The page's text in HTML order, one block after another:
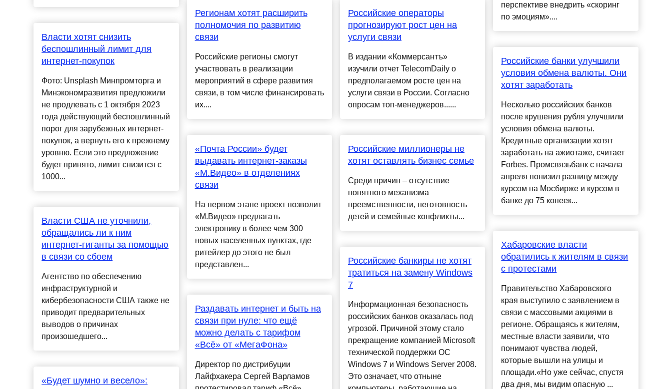
Власти хотят снизить
беспошлинный лимит для
интернет-покупок
Фото: Unsplash Минпромторга и
Минэкономразвития предложили
не продлевать с 1 октября 2023
года действующий беспошлинный
порог для зарубежных интернет-
покупок, а вернуть его к прежнему
уровню. Если это предложение
будет принято, лимит снизится с
1000...
Власти США не уточнили,
обращались ли к ним
интернет-гиганты за помощью
в связи со сбоем
Агентство по обеспечению
инфраструктурной и
кибербезопасности США также не
приводит предварительных
выводов о причинах
произошедшего...
«Будет шумно и весело»:
Регионам хотят расширить
полномочия по развитию
связи
Российские регионы смогут
участвовать в реализации
мероприятий в сфере развития
связи, в том числе финансировать
их....
«Почта России» будет
выдавать интернет-заказы
«М.Видео» в отделениях
связи
На первом этапе проект позволит
«М.Видео» предлагать
электронику в более чем 300
новых населенных пунктах, где
ритейлер до этого не был
представлен...
Раздавать интернет и быть на
связи при нуле: что ещё
можно делать с тарифом
«Всё» от «МегаФона»
Директор по дистрибуции
Лайфхакера Сергей Варламов
Российские операторы
прогнозируют рост цен на
услуги связи
В издании «Коммерсантъ»
изучили отчет TelecomDaily о
предполагаемом росте цен на
услуги связи в России. Согласно
опросам топ-менеджеров......
Российские миллионеры не
хотят оставлять бизнес семье
Среди причин – отсутствие
понятного механизма
преемственности, неготовность
детей и семейные конфликты...
Российские банкиры не хотят
тратиться на замену Windows
7
Информационная безопасность
российских банков оказалась под
угрозой. Причиной этому стало
прекращение компанией Microsoft
технической поддержки ОС
Windows 7 и Windows Server 2008.
Это означает, что отныне
перспективе внедрить «скоринг
по эмоциям»....
Российские банки улучшили
условия обмена валюты. Они
хотят заработать
Несколько российских банков
после крушения рубля улучшили
условия обмена валюты.
Кредитные организации хотят
заработать на ажиотаже, считает
Forbes. Промсвязьбанк с начала
апреля понизил разницу между
курсом на Мосбирже и курсом в
банке до 75 копеек...
Хабаровские власти
обратились к жителям в связи
с протестами
Правительство Хабаровского
края выступило с заявлением в
связи с массовыми акциями в
регионе. Обращаясь к жителям,
местные власти заявили, что
понимают чувства людей,
которые вышли на улицы и
площади.«Но уже сейчас, спустя
два дня, мы видим опасную ...